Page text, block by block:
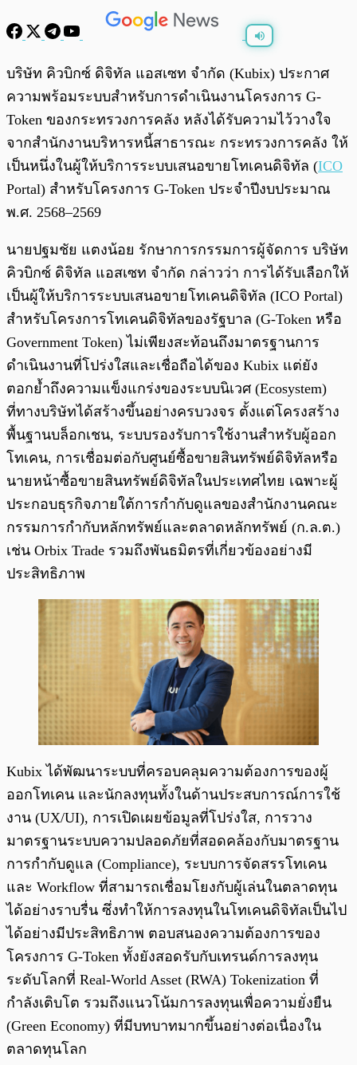
พร้อมเล่น
บริษัท คิวบิกซ์ ดิจิทัล แอสเซท จำกัด (Kubix) ประกาศ
ความพร้อมระบบสำหรับการดำเนินงานโครงการ G-
Token ของกระทรวงการคลัง หลังได้รับความไว้วางใจ
จากสำนักงานบริหารหนี้สาธารณะ กระทรวงการคลัง ให้
เป็นหนึ่งในผู้ให้บริการระบบเสนอขายโทเคนดิจิทัล (ICO
Portal) สำหรับโครงการ G-Token ประจำปีงบประมาณ
พ.ศ. 2568–2569
นายปฐมชัย แตงน้อย รักษาการกรรมการผู้จัดการ บริษัท
คิวบิกซ์ ดิจิทัล แอสเซท จำกัด กล่าวว่า การได้รับเลือกให้
เป็นผู้ให้บริการระบบเสนอขายโทเคนดิจิทัล (ICO Portal)
สำหรับโครงการโทเคนดิจิทัลของรัฐบาล (G-Token หรือ
Government Token) ไม่เพียงสะท้อนถึงมาตรฐานการ
ดำเนินงานที่โปร่งใสและเชื่อถือได้ของ Kubix แต่ยัง
ตอกย้ำถึงความแข็งแกร่งของระบบนิเวศ (Ecosystem)
ที่ทางบริษัทได้สร้างขึ้นอย่างครบวงจร ตั้งแต่โครงสร้าง
พื้นฐานบล็อกเชน, ระบบรองรับการใช้งานสำหรับผู้ออก
โทเคน, การเชื่อมต่อกับศูนย์ซื้อขายสินทรัพย์ดิจิทัลหรือ
นายหน้าซื้อขายสินทรัพย์ดิจิทัลในประเทศไทย เฉพาะผู้
ประกอบธุรกิจภายใต้การกำกับดูแลของสำนักงานคณะ
กรรมการกำกับหลักทรัพย์และตลาดหลักทรัพย์ (ก.ล.ต.)
เช่น Orbix Trade รวมถึงพันธมิตรที่เกี่ยวข้องอย่างมี
ประสิทธิภาพ
Kubix ได้พัฒนาระบบที่ครอบคลุมความต้องการของผู้
ออกโทเคน และนักลงทุนทั้งในด้านประสบการณ์การใช้
งาน (UX/UI), การเปิดเผยข้อมูลที่โปร่งใส, การวาง
มาตรฐานระบบความปลอดภัยที่สอดคล้องกับมาตรฐาน
การกำกับดูแล (Compliance), ระบบการจัดสรรโทเคน
และ Workflow ที่สามารถเชื่อมโยงกับผู้เล่นในตลาดทุน
ได้อย่างราบรื่น ซึ่งทำให้การลงทุนในโทเคนดิจิทัลเป็นไป
ได้อย่างมีประสิทธิภาพ ตอบสนองความต้องการของ
โครงการ G-Token ทั้งยังสอดรับกับเทรนด์การลงทุน
ระดับโลกที่ Real-World Asset (RWA) Tokenization ที่
กำลังเติบโต รวมถึงแนวโน้มการลงทุนเพื่อความยั่งยืน
(Green Economy) ที่มีบทบาทมากขึ้นอย่างต่อเนื่องใน
ตลาดทุนโลก